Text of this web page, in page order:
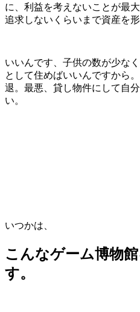
に、利益を考えないことが最
追求しないくらいまで資産を形
いいんです、子供の数が少な
として住めばいいんですから
退。最悪、貸し物件にして自
い。
いつかは、
こんなゲーム博物
す。